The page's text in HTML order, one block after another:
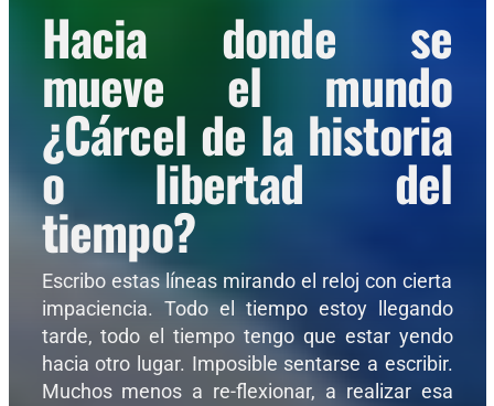
Hacia donde se
mueve el mundo
¿Cárcel de la historia
o libertad del
tiempo?
Escribo estas líneas mirando el reloj con cierta
impaciencia. Todo el tiempo estoy llegando
tarde, todo el tiempo tengo que estar yendo
hacia otro lugar. Imposible sentarse a escribir.
Muchos menos a re-flexionar, a realizar esa